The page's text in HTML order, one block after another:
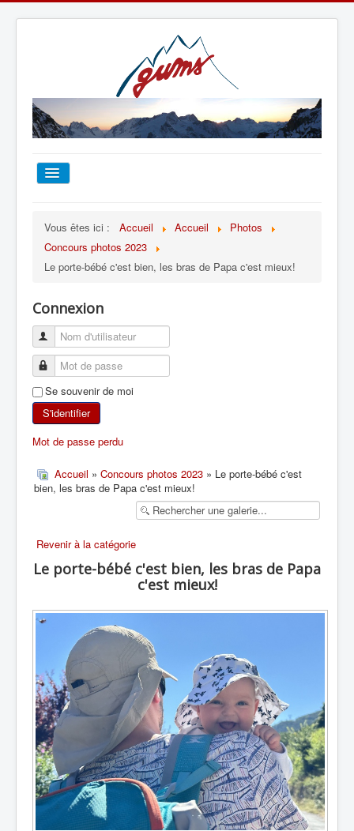
TOUT SUR LE GUMS
ALPINISME
SKI DE RANDONNÉE
RANDONNÉE PÉDESTRE
RANDONNÉE SPORTIVE
Vous êtes ici : Accueil Accueil
Photos
Concours photos 2023
Le porte-bébé c'est bien, les bras de Papa c'est mieux!
Connexion
Se souvenir de moi
S'identifier
Mot de passe perdu
Accueil » Concours photos 2023 » Le porte-bébé c'est
bien, les bras de Papa c'est mieux!
Revenir à la catégorie
Le porte-bébé c'est bien, les bras de Papa
c'est mieux!